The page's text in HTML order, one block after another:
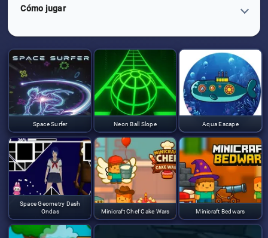
Cómo jugar
Space Surfer Neon Ball Slope Aqua Escape
Space Geometry Dash
Ondas
Minicraft Chef Cake Wars Minicraft Bedwars